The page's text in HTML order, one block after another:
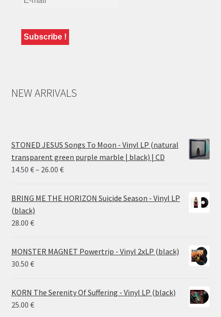
NEW ARRIVALS
STONED JESUS Songs To Moon - Vinyl LP (natural
transparent green purple marble | black) | CD
14.50 €– 26.00 €Price
14.50 €
BRING ME THE HORIZON Suicide Season - Vinyl LP
(black)
28.00 €
MONSTER MAGNET Powertrip - Vinyl 2xLP (black)
30.50 €
KORN The Serenity Of Suffering - Vinyl LP (black)
25.00 €